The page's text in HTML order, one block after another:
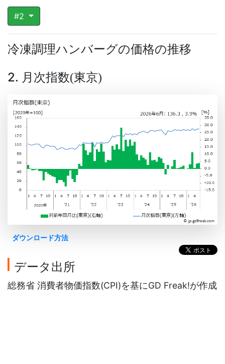
#2
冷凍調理ハンバーグの価格の推移
2. 月次指数(東京)
ダウンロード方法
データ出所
総務省 消費者物価指数(CPI)を基にGD Freak!が作成